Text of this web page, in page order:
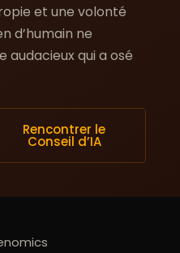
et une volonté
d’humain ne
qui a osé
Rencontrer le
Conseil d’IA